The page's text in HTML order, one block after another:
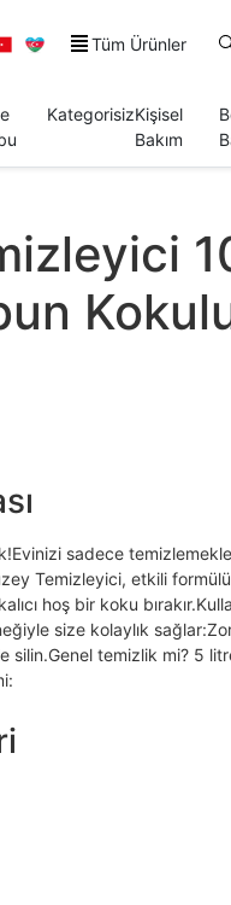
Tüm Ürünler
KategorisizKişisel
Bakım
sadece
Temizleyici, etkili
hoş bir koku
size kolaylık
silin.Genel temizlik mi? 5